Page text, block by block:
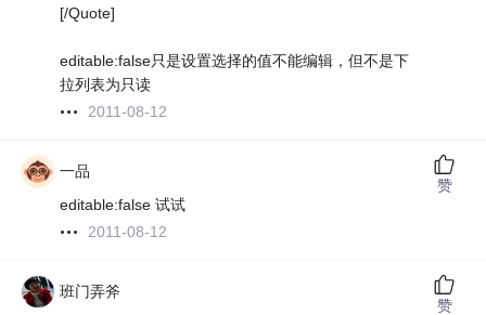
[/Quote]
editable:false只是设置选择的值不能编辑，但不是下
拉列表为只读
2011-08-12
一品
editable:false 试试
2011-08-12
赞
班门弄斧
赞